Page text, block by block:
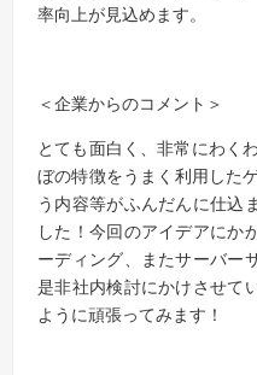
率向上が見込めます。
＜企業からのコメント＞
とても面白く、非常にわく
ぼの特徴をうまく利用した
う内容等がふんだんに仕込
した！今回のアイデアにか
ーディング、またサーバー
是非社内検討にかけさせて
ように頑張ってみます！